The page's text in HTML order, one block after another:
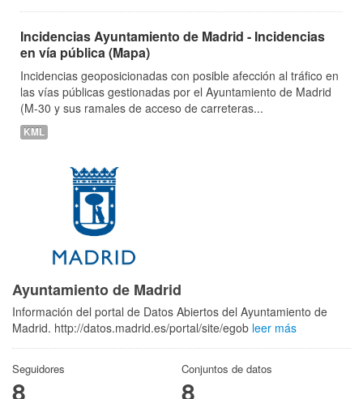
Incidencias Ayuntamiento de Madrid - Incidencias
en vía pública (Mapa)
Incidencias geoposicionadas con posible afección al tráfico en
las vías públicas gestionadas por el Ayuntamiento de Madrid
(M-30 y sus ramales de acceso de carreteras...
KML
Ayuntamiento de Madrid
Información del portal de Datos Abiertos del Ayuntamiento de
Madrid. http://datos.madrid.es/portal/site/egob leer más
Seguidores
8
Conjuntos de datos
8